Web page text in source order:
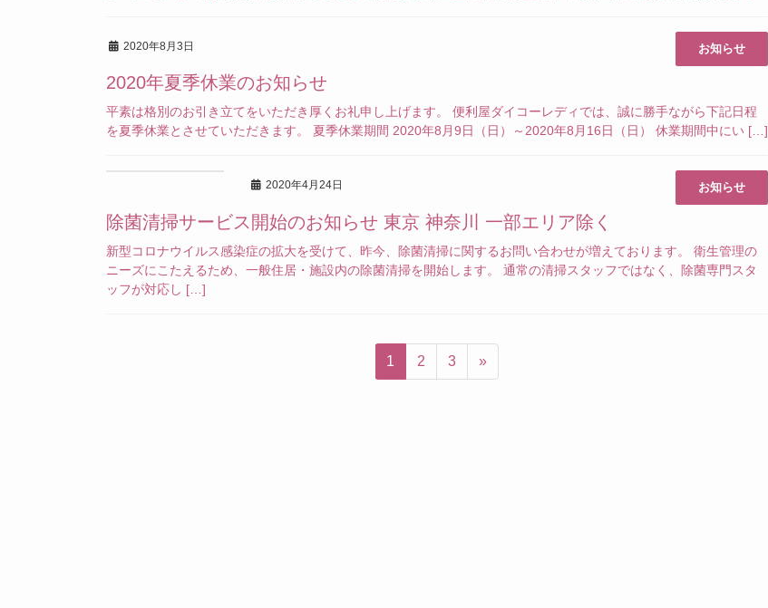
2020年8月3日 お知らせ
2020年夏季休業のお知らせ
平素は格別のお引き立てをいただき厚くお礼申し上げます。 便利屋ダイコーレディでは、誠に勝手ながら下記日程
を夏季休業とさせていただきます。 夏季休業期間 2020年8月9日（日）～2020年8月16日（日） 休業期間中にい […]
2020年4月24日 お知らせ
除菌清掃サービス開始のお知らせ 東京 神奈川 一部エリア除く
新型コロナウイルス感染症の拡大を受けて、昨今、除菌清掃に関するお問い合わせが増えております。 衛生管理の
ニーズにこたえるため、一般住居・施設内の除菌清掃を開始します。 通常の清掃スタッフではなく、除菌専門スタ
ッフが対応し […]
Page
1 Page
2 Page
3 »